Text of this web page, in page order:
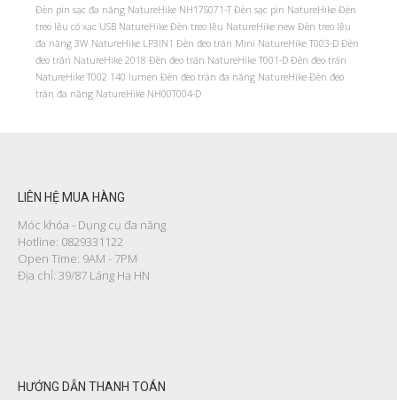
Đèn pin sạc đa năng NatureHike NH17S071-T Đèn sạc pin NatureHike Đèn
treo lều có xạc USB NatureHike Đèn treo lều NatureHike new Đèn treo lều
đa năng 3W NatureHike LP3IN1 Đèn đeo trán Mini NatureHike T003-D Đèn
đeo trán NatureHike 2018 Đèn đeo trán NatureHike T001-D Đèn đeo trán
NatureHike T002 140 lumen Đèn đeo trán đa năng NatureHike Đèn đeo
trán đa năng NatureHike NH00T004-D
LIÊN HỆ MUA HÀNG
Móc khóa - Dụng cụ đa năng
Hotline: 0829331122
Open Time: 9AM - 7PM
Địa chỉ: 39/87 Láng Hạ HN
HƯỚNG DẪN THANH TOÁN